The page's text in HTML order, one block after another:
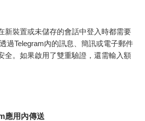
新裝置或未儲存的會話中登入時都需要
過Telegram內的訊息、簡訊或電子郵件
全。如果啟用了雙重驗證，還需輸入額
應用內傳送